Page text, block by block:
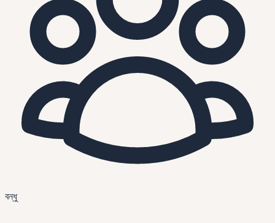
বন্ধু